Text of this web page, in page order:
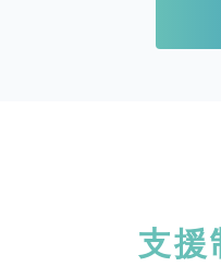
支援